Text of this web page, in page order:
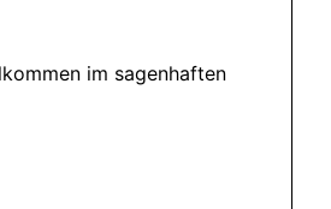
im sagenhaften